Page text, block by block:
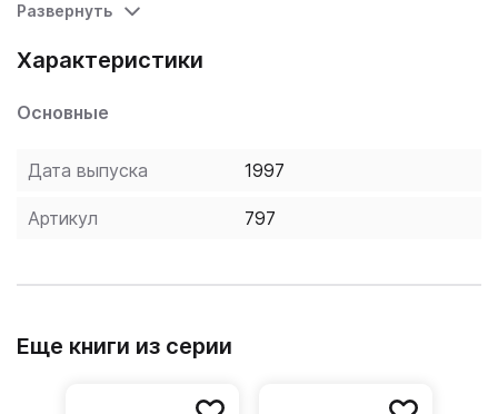
Развернуть
Характеристики
Основные
Дата выпуска 1997
Артикул 797
Еще книги из серии